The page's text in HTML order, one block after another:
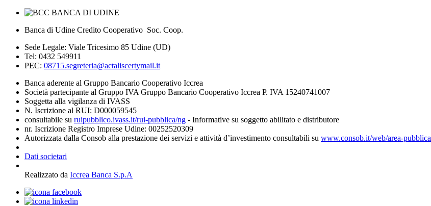
Banca di Udine Credito Cooperativo Soc. Coop.
Sede Legale: Viale Tricesimo 85 Udine (UD)
Tel: 0432 549911
PEC: 08715.segreteria@actaliscertymail.it
Banca aderente al Gruppo Bancario Cooperativo Iccrea
Società partecipante al Gruppo IVA Gruppo Bancario Cooperativo Iccrea P. IVA 15240741007
Soggetta alla vigilanza di IVASS
N. Iscrizione al RUI: D000059545
consultabile su ruipubblico.ivass.it/rui-pubblica/ng - Informative su soggetto abilitato e distributore
nr. Iscrizione Registro Imprese Udine: 00252520309
Autorizzata dalla Consob alla prestazione dei servizi e attività d’investimento consultabili su www.consob.it/web/area-pubblica
Dati societari
Realizzato da Iccrea Banca S.p.A